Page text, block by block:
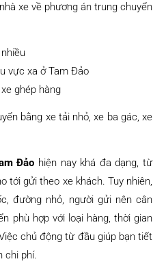
xe về phương án trung chuyển
vực xa ở Tam Đảo
ghép hàng
bằng xe tải nhỏ, xe ba gác, xe
Đảo hiện nay khá đa dạng, từ
tới gửi theo xe khách. Tuy nhiên,
đường nhỏ, người gửi nên cân
phù hợp với loại hàng, thời gian
chủ động từ đầu giúp bạn tiết
chi phí.